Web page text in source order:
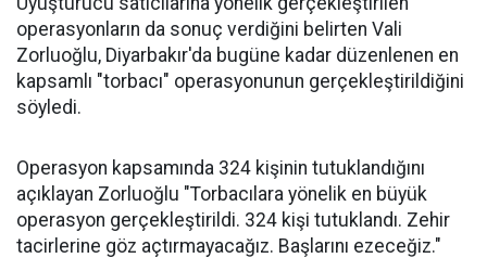
operasyonların da sonuç verdiğini belirten Vali
Zorluoğlu, Diyarbakır'da bugüne kadar düzenlenen en
kapsamlı "torbacı" operasyonunun gerçekleştirildiğini
söyledi.
Operasyon kapsamında 324 kişinin tutuklandığını
açıklayan Zorluoğlu "Torbacılara yönelik en büyük
operasyon gerçekleştirildi. 324 kişi tutuklandı. Zehir
tacirlerine göz açtırmayacağız. Başlarını ezeceğiz."